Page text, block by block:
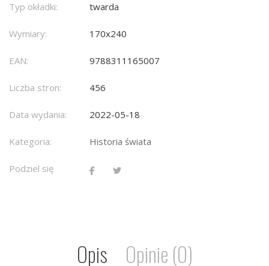
Typ okładki: twarda
Wymiary: 170x240
EAN: 9788311165007
Liczba stron: 456
Data wydania: 2022-05-18
Kategoria: Historia świata
Podziel się
Opis Opinie (0)